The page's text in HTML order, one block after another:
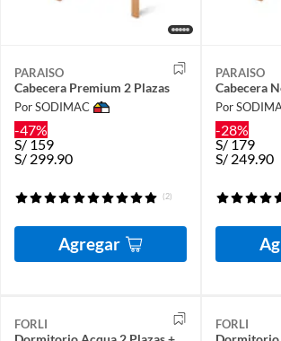
PARAISO
Cabecera Premium 2 Plazas
Por SODIMAC
-47%
S/159
S/ 299.90
(2)
Agregar
PARAISO
Cabecera
Por
-28%
S/179
S/ 249.90
FORLI FORLI